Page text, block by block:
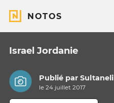
NOTOS
Israel Jordanie
Publié parSultanelil
le 24 juillet 2017